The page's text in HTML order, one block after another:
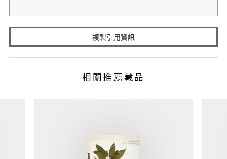
複製引用資訊
相關推薦藏品